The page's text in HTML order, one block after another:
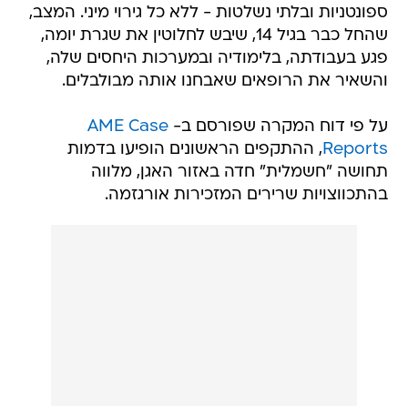
ספונטניות ובלתי נשלטות - ללא כל גירוי מיני. המצב,
שהחל כבר בגיל 14, שיבש לחלוטין את שגרת יומה,
פגע בעבודתה, בלימודיה ובמערכות היחסים שלה,
והשאיר את הרופאים שאבחנו אותה מבולבלים.
על פי דוח המקרה שפורסם ב-AME Case
Reports, ההתקפים הראשונים הופיעו בדמות
תחושה "חשמלית" חדה באזור האגן, מלווה
בהתכווצויות שרירים המזכירות אורגזמה.